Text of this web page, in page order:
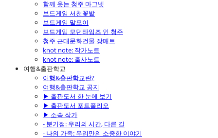
함께 웃는 청주 마그넷
보드게임 서천꽃밭
보드게임 말모이
보드게임 모던타임즈 인 청주
청주 근대문화건물 장매트
knot note: 작가노트
knot note: 출사노트
여행&출판학교
여행&출판학교란?
여행&출판학교 공지
▶ 출판도서 한 눈에 보기
▶ 출판도서 포트폴리오
▶ 소속 작가
- 분기점: 우리의 시간, 다른 길
- 나의 가족: 우리만의 소중한 이야기